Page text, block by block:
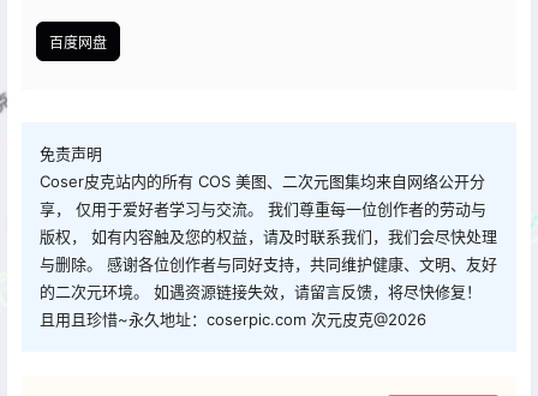
百度网盘
免责声明
Coser皮克站内的所有 COS 美图、二次元图集均来自网络公开分
享， 仅用于爱好者学习与交流。 我们尊重每一位创作者的劳动与
版权， 如有内容触及您的权益，请及时联系我们，我们会尽快处理
与删除。 感谢各位创作者与同好支持，共同维护健康、文明、友好
的二次元环境。 如遇资源链接失效，请留言反馈，将尽快修复！
且用且珍惜~永久地址：coserpic.com 次元皮克@2026